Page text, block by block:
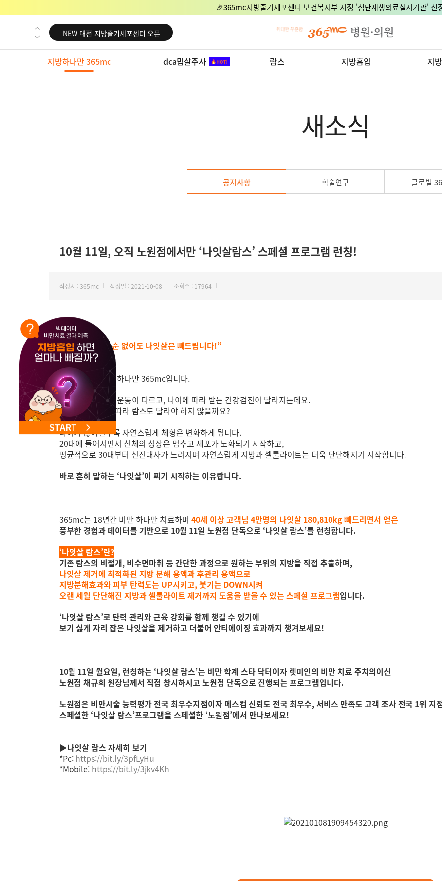
🎉365mc지방줄기세포센터 보건복지부 지정 '첨단재생의료실시기관' 선
NEW 교대 지방줄기세포센터 오픈
NEW 대전 지방줄기세포센터 오픈
NEW 노원 지방줄기세포센터 오픈
NEW 미국 LA점 오픈
지방하나만 365mc dca밉살주사 람스 지방흡입 지
새소식
공지사항 학술연구 글로벌
10월 11일, 오직 노원점에서만 ‘나잇살람스’ 스페셜 프로그램 런칭!
작성자 : 365mc 작성일 : 2021-10-08 조회수 : 17964
“나이를 빼드릴 순 없어도 나잇살은 빼드립니다!”
안녕하세요. 비만 하나만 365mc입니다.
나이에 따라 하는 운동이 다르고, 나이에 따라 받는 건강검진이 달라지는데요.
그렇다면 나이에 따라 람스도 달라야 하지 않을까요?
나이가 많아질수록 자연스럽게 체형은 변화하게 됩니다.
20대에 들어서면서 신체의 성장은 멈추고 세포가 노화되기 시작하고,
평균적으로 30대부터 신진대사가 느려지며 자연스럽게 지방과 셀룰라이트는 더욱 단단해지기 시작합니다.
바로 흔히 말하는 ‘나잇살’이 찌기 시작하는 이유랍니다.
365mc는 18년간 비만 하나만 치료하며 40세 이상 고객님 4만명의 나잇살 180,810kg 빼드리면서 얻은
풍부한 경험과 데이터를 기반으로 10월 11일 노원점 단독으로 ‘나잇살 람스’를 런칭합니다.
‘나잇살 람스’란?
기존 람스의 비절개, 비수면마취 등 간단한 과정으로 원하는 부위의 지방을 직접 추출하며,
나잇살 제거에 최적화된 지방 분해 용액과 후관리 용액으로
지방분해효과와 피부 탄력도는 UP시키고, 붓기는 DOWN시켜
오랜 세월 단단해진 지방과 셀룰라이트 제거까지 도움을 받을 수 있는 스페셜 프로그램입니다.
‘나잇살 람스’로 탄력 관리와 근육 강화를 함께 챙길 수 있기에
보기 싫게 자리 잡은 나잇살을 제거하고 더불어 안티에이징 효과까지 챙겨보세요!
10월 11일 월요일, 런칭하는 ‘나잇살 람스’는 비만 학계 스타 닥터이자 렛미인의 비만 치료 주치의이신
노원점 채규희 원장님께서 직접 창시하시고 노원점 단독으로 진행되는 프로그램입니다.
노원점은 비만시술 능력평가 전국 최우수지점이자 메스컴 신뢰도 전국 최우수, 서비스 만족도 고객 조사 전국 1위 지
스페셜한 ‘나잇살 람스’프로그램을 스페셜한 ‘노원점’에서 만나보세요!
▶나잇살 람스 자세히 보기
*Pc: https://bit.ly/3pfLyHu
*Mobile: https://bit.ly/3jkv4Kh